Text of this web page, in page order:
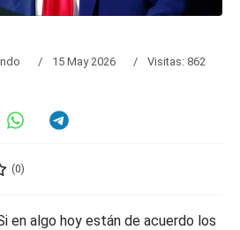
15 May 2026
Visitas: 862
(0)
en algo hoy están de acuerdo los